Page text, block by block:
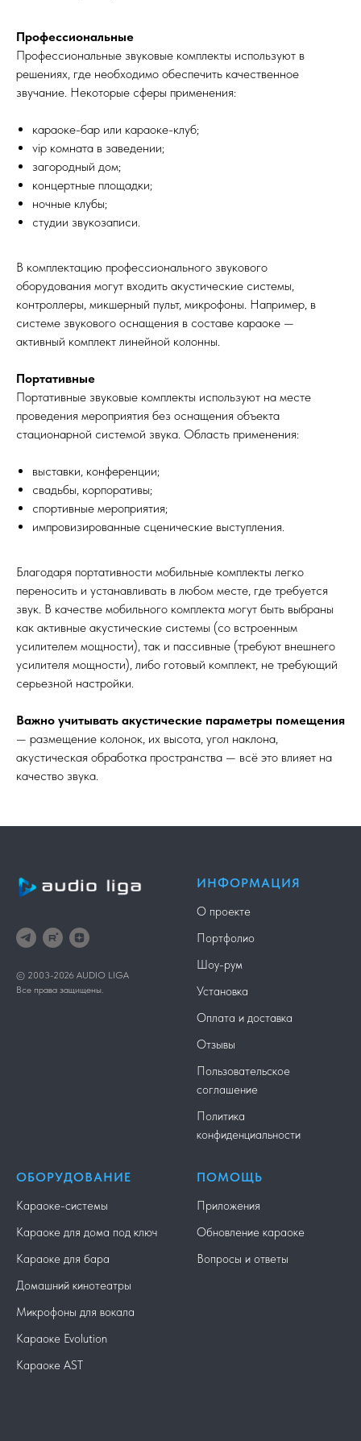
Профессиональные
Профессиональные звуковые комплекты используют в
решениях, где необходимо обеспечить качественное
звучание. Некоторые сферы применения:
караоке-бар или караоке-клуб;
vip комната в заведении;
загородный дом;
концертные площадки;
ночные клубы;
студии звукозаписи.
В комплектацию профессионального звукового
оборудования могут входить акустические системы,
контроллеры, микшерный пульт, микрофоны. Например, в
системе звукового оснащения в составе караоке —
активный комплект линейной колонны.
Портативные
Портативные звуковые комплекты используют на месте
проведения мероприятия без оснащения объекта
стационарной системой звука. Область применения:
выставки, конференции;
свадьбы, корпоративы;
спортивные мероприятия;
импровизированные сценические выступления.
Благодаря портативности мобильные комплекты легко
переносить и устанавливать в любом месте, где требуется
звук. В качестве мобильного комплекта могут быть выбраны
как активные акустические системы (со встроенным
усилителем мощности), так и пассивные (требуют внешнего
усилителя мощности), либо готовый комплект, не требующий
серьезной настройки.
Важно учитывать акустические параметры помещения
— размещение колонок, их высота, угол наклона,
акустическая обработка пространства — всё это влияет на
качество звука.
© 2003-2026 AUDIO LIGA
Все права защищены.
ИНФОРМАЦИЯ
О проекте
Портфолио
Шоу-рум
Установка
Оплата и доставка
Отзывы
Пользовательское
соглашение
Политика
конфиденциальности
ОБОРУДОВАНИЕ
Караоке-системы
Караоке для дома под ключ
Караоке для бара
Домашний кинотеатры
Микрофоны для вокала
Караоке Evolution
Караоке AST
ПОМОЩЬ
Приложения
Обновление караоке
Вопросы и ответы